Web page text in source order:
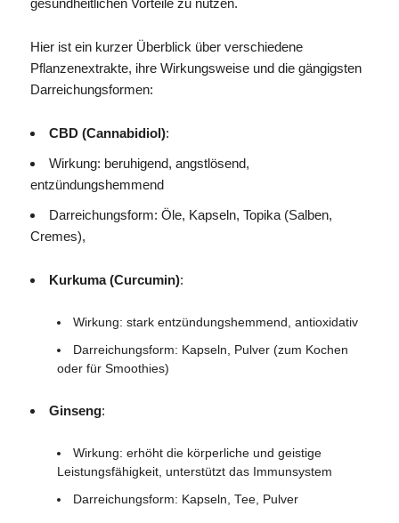
gesundheitlichen Vorteile zu nutzen.
Hier ist ein kurzer Überblick über verschiedene
Pflanzenextrakte, ihre Wirkungsweise und die gängigsten
Darreichungsformen:
CBD (Cannabidiol):
Wirkung: beruhigend, angstlösend,
entzündungshemmend
Darreichungsform: Öle, Kapseln, Topika (Salben,
Cremes),
Kurkuma (Curcumin):
Wirkung: stark entzündungshemmend, antioxidativ
Darreichungsform: Kapseln, Pulver (zum Kochen
oder für Smoothies)
Ginseng:
Wirkung: erhöht die körperliche und geistige
Leistungsfähigkeit, unterstützt das Immunsystem
Darreichungsform: Kapseln, Tee, Pulver